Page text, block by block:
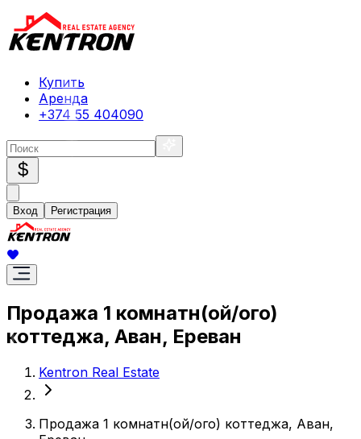
Купить
Аренда
+374 55 404090
$
Вход Регистрация
Продажа 1 комнатн(ой/ого)
коттеджа, Аван, Ереван
Kentron Real Estate
Продажа 1 комнатн(ой/ого) коттеджа, Аван,